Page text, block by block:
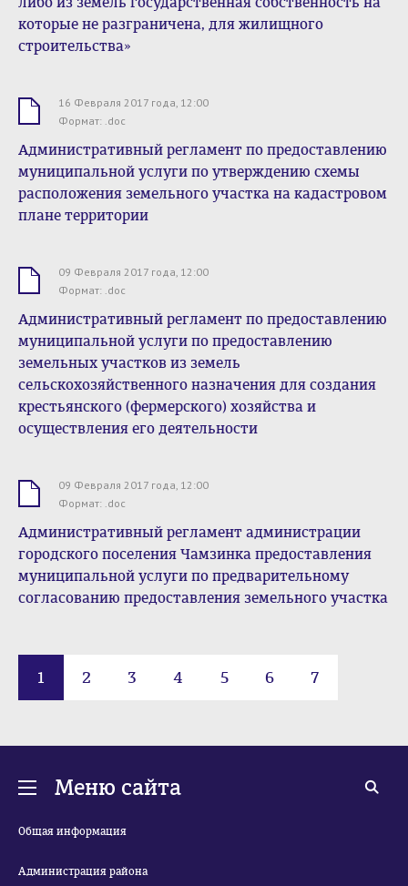
которые не разграничена, для жилищного
строительства»
16 Февраля 2017 года, 12:00
Формат: .doc
Административный регламент по предоставлению
муниципальной услуги по утверждению схемы
расположения земельного участка на кадастровом
плане территории
09 Февраля 2017 года, 12:00
Формат: .doc
Административный регламент по предоставлению
муниципальной услуги по предоставлению
земельных участков из земель
сельскохозяйственного назначения для создания
крестьянского (фермерского) хозяйства и
осуществления его деятельности
09 Февраля 2017 года, 12:00
Формат: .doc
Административный регламент администрации
городского поселения Чамзинка предоставления
муниципальной услуги по предварительному
согласованию предоставления земельного участка
1 2 3 4 5 6 7
Меню сайта
Общая информация
Администрация района